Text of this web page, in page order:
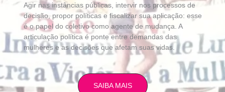
Agir nas instâncias públicas, intervir nos processos de
decisão, propor políticas e fiscalizar sua aplicação: esse
é o papel do coletivo como agente de mudança. A
articulação política é ponte entre demandas das
mulheres e as decisões que afetam suas vidas.
SAIBA MAIS